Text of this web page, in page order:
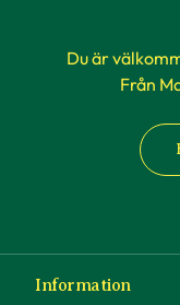
Du är
Från
Information